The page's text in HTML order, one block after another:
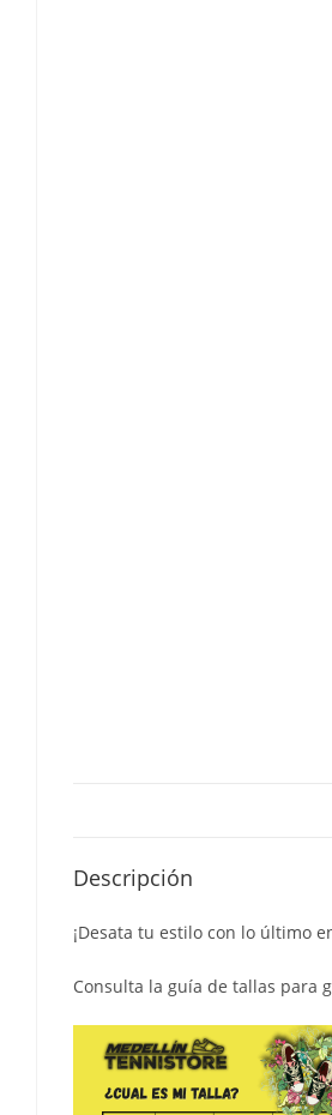
Descripción
¡Desata tu estilo con lo último
Consulta la guía de tallas para